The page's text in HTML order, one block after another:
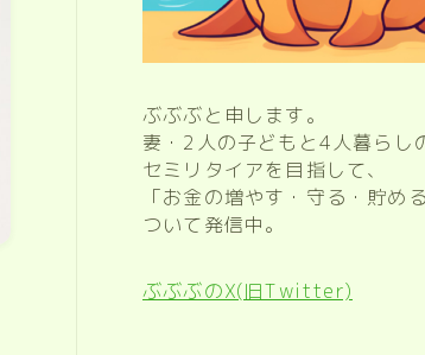
ぶぶぶと申します。
妻・2人の子どもと4人暮らし
セミリタイアを目指して、
「お金の増やす・守る・貯め
ついて発信中。
ぶぶぶのX(旧Twitter)